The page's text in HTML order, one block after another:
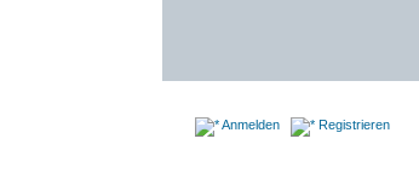
Anmelden Registrieren